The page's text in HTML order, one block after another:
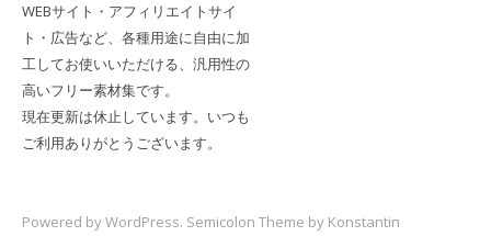
WEBサイト・アフィリエイトサイ
ト・広告など、各種用途に自由に加
工してお使いいただける、汎用性の
高いフリー素材集です。
現在更新は休止しています。いつも
ご利用ありがとうございます。
Powered byWordPress. Semicolon Theme by Konstantin